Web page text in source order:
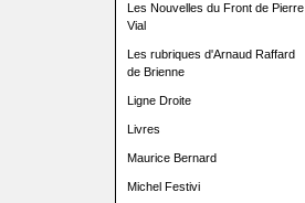
Les Nouvelles du Front de Pierre
Vial
Les rubriques d'Arnaud Raffard
de Brienne
Ligne Droite
Livres
Maurice Bernard
Michel Festivi